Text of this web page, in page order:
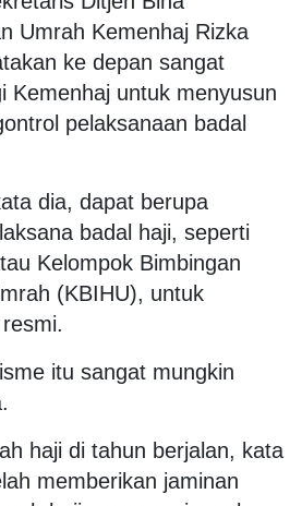
Umrah Kemenhaj Rizka
ke depan sangat
Kemenhaj untuk menyusun
pelaksanaan badal
dia, dapat berupa
badal haji, seperti
Kelompok Bimbingan
(KBIHU), untuk
itu sangat mungkin
haji di tahun berjalan, kata
memberikan jaminan